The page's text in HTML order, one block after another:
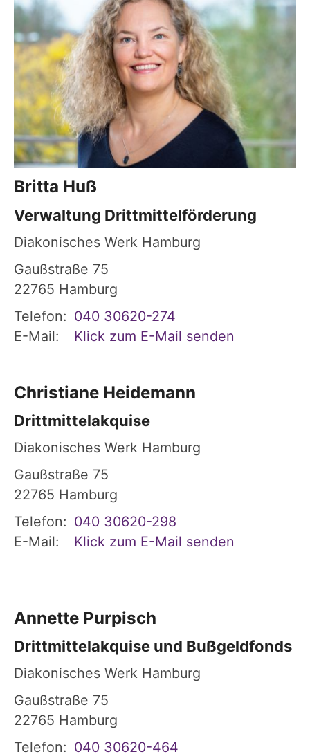
Britta Huß
Verwaltung Drittmittelförderung
Diakonisches Werk Hamburg
Gaußstraße 75
22765 Hamburg
Telefon: 040 30620-274
E-Mail:
Klick zum E-Mail senden
Christiane Heidemann
Drittmittelakquise
Diakonisches Werk Hamburg
Gaußstraße 75
22765 Hamburg
Telefon: 040 30620-298
E-Mail:
Klick zum E-Mail senden
Annette Purpisch
Drittmittelakquise und Bußgeldfonds
Diakonisches Werk Hamburg
Gaußstraße 75
22765 Hamburg
Telefon: 040 30620-464